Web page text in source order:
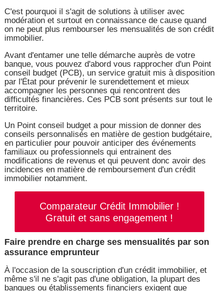
C'est pourquoi il s'agit de solutions à utiliser avec
modération et surtout en connaissance de cause quand
on ne peut plus rembourser les mensualités de son crédit
immobilier.
Avant d'entamer une telle démarche auprès de votre
banque, vous pouvez d'abord vous rapprocher d'un Point
conseil budget (PCB), un service gratuit mis à disposition
par l'État pour prévenir le surendettement et mieux
accompagner les personnes qui rencontrent des
difficultés financières. Ces PCB sont présents sur tout le
territoire.
Un Point conseil budget a pour mission de donner des
conseils personnalisés en matière de gestion budgétaire,
en particulier pour pouvoir anticiper des événements
familiaux ou professionnels qui entrainent des
modifications de revenus et qui peuvent donc avoir des
incidences en matière de remboursement d'un crédit
immobilier notamment.
Comparateur Crédit Immobilier !
Gratuit et sans engagement !
Faire prendre en charge ses mensualités par son
assurance emprunteur
À l'occasion de la souscription d'un crédit immobilier, et
même s'il ne s'agit pas d'une obligation, la plupart des
banques ou établissements financiers exigent que